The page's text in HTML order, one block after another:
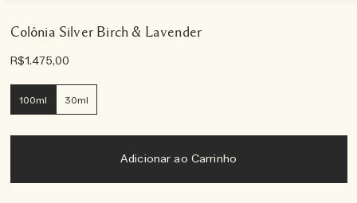
Colônia Silver Birch & Lavender
R$1.475,00
100ml 30ml
Adicionar ao Carrinho